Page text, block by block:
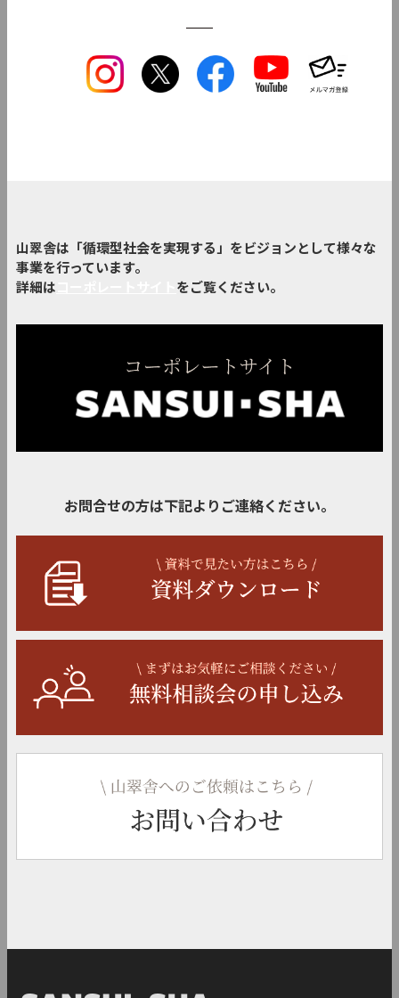
山翠舎は「循環型社会を実現する」をビジョンとして様々な
事業を行っています。
詳細は
をご覧ください。
お問合せの方は下記よりご連絡ください。